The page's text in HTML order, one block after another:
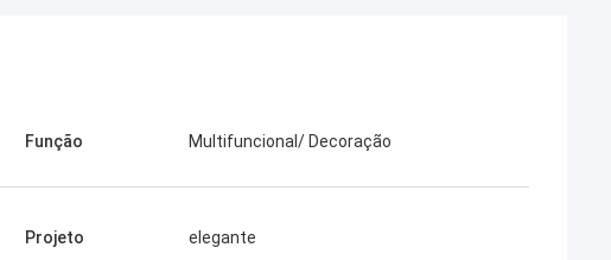
Função Multifuncional/ Decoração
Projeto elegante